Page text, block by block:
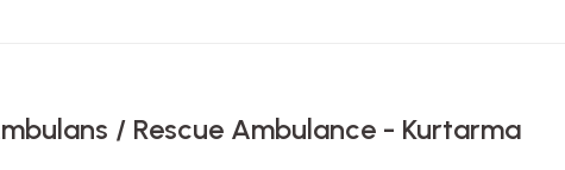
/ Rescue Ambulance - Kurtarma